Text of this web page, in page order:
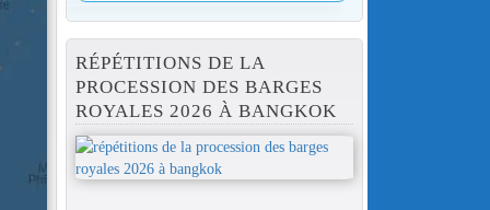
RÉPÉTITIONS DE LA
PROCESSION DES BARGES
ROYALES 2026 À BANGKOK